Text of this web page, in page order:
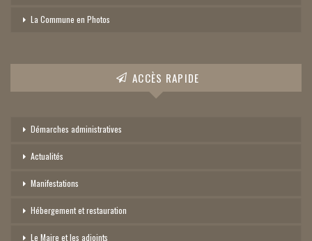
La Commune en Photos
ACCÈS RAPIDE
Démarches administratives
Actualités
Manifestations
Hébergement et restauration
Le Maire et les adjoints